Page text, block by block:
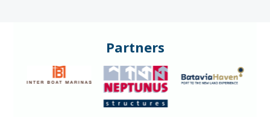
Partners